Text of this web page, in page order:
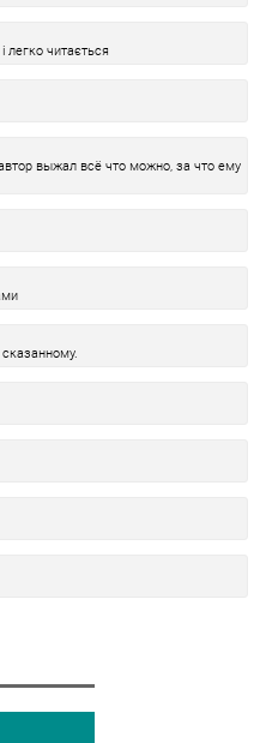
легко читається
выжал всё что можно, за что ему